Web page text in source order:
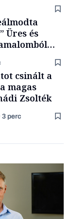
Üres és
csinált a
magas
Zsolték
3 perc